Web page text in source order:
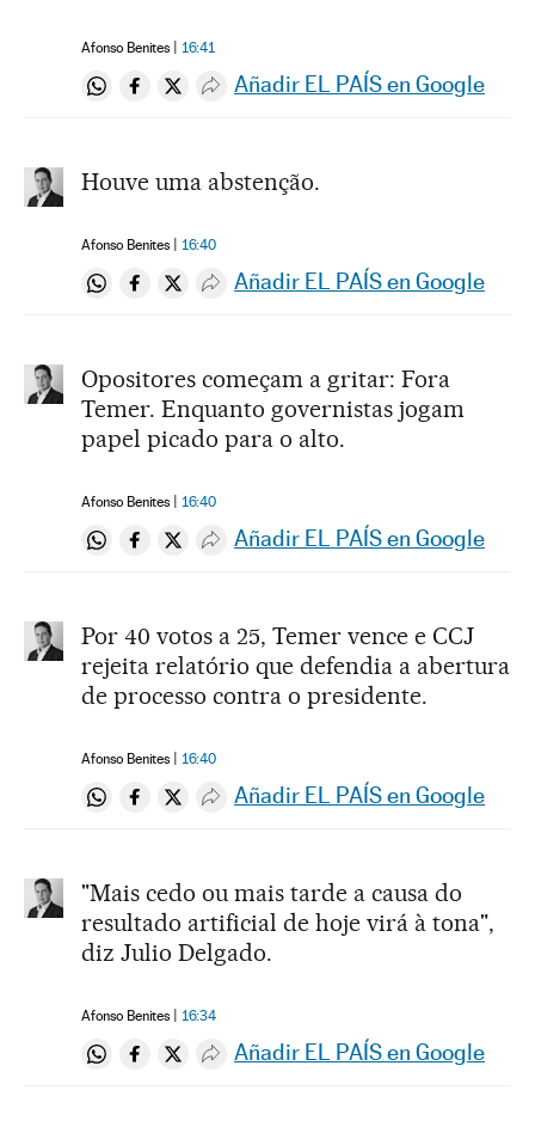
Afonso Benites 16:41
Compartir en Whatsapp
Compartir en Facebook
Compartir en Twitter
Desplegar Redes Sociales
Añadir EL PAÍS en Google
Houve uma abstenção.
Afonso Benites 16:40
Compartir en Whatsapp
Compartir en Facebook
Compartir en Twitter
Desplegar Redes Sociales
Añadir EL PAÍS en Google
Opositores começam a gritar: Fora
Temer. Enquanto governistas jogam
papel picado para o alto.
Afonso Benites 16:40
Compartir en Whatsapp
Compartir en Facebook
Compartir en Twitter
Desplegar Redes Sociales
Añadir EL PAÍS en Google
Por 40 votos a 25, Temer vence e CCJ
rejeita relatório que defendia a abertura
de processo contra o presidente.
Afonso Benites 16:40
Compartir en Whatsapp
Compartir en Facebook
Compartir en Twitter
Desplegar Redes Sociales
Añadir EL PAÍS en Google
"Mais cedo ou mais tarde a causa do
resultado artificial de hoje virá à tona",
diz Julio Delgado.
Afonso Benites 16:34
Compartir en Whatsapp
Compartir en Facebook
Compartir en Twitter
Desplegar Redes Sociales
Añadir EL PAÍS en Google